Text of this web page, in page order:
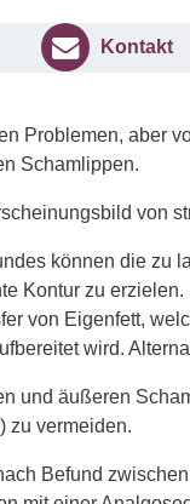
Kontakt
Problemen, aber
Schamlippen.
von
können die zu
Kontur zu
von Eigenfett,
wird.
und äußeren
zu vermeiden.
Befund